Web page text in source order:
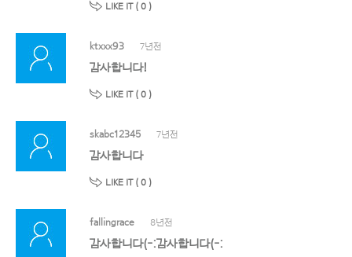
LIKE IT ( 0 )
ktxxx93 7년전
감사합니다!
LIKE IT ( 0 )
skabc12345 7년전
감사합니다
LIKE IT ( 0 )
fallingrace 8년전
감사합니다(-:감사합니다(-: